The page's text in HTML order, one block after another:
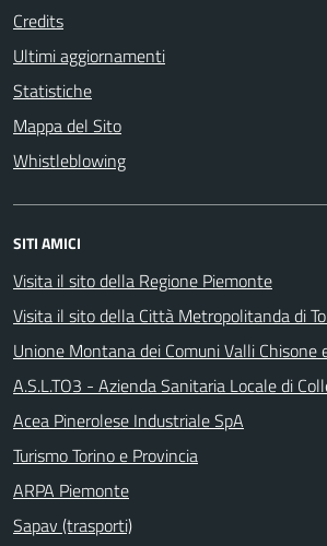
Credits
Ultimi aggiornamenti
Statistiche
Mappa del Sito
Whistleblowing
SITI AMICI
Visita il sito della Regione Piemonte
Visita il sito della Città Metropolitanda di
Unione Montana dei Comuni Valli Chisone
A.S.L.TO3 - Azienda Sanitaria Locale di
Acea Pinerolese Industriale SpA
Turismo Torino e Provincia
ARPA Piemonte
Sapav (trasporti)